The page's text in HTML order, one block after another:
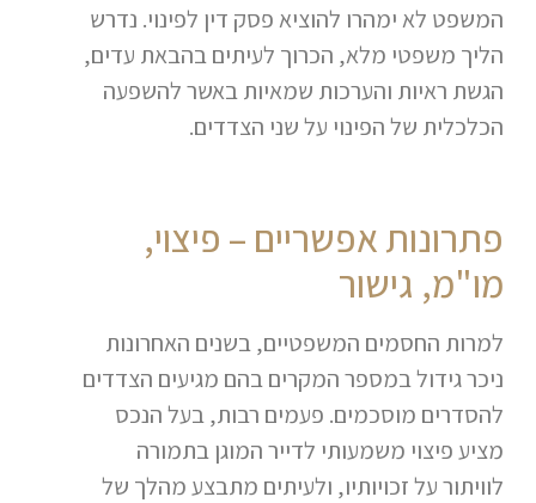
המשפט לא ימהרו להוציא פסק דין לפינוי. נדרש
הליך משפטי מלא, הכרוך לעיתים בהבאת עדים,
הגשת ראיות והערכות שמאיות באשר להשפעה
הכלכלית של הפינוי על שני הצדדים.
פתרונות אפשריים – פיצוי,
מו"מ, גישור
למרות החסמים המשפטיים, בשנים האחרונות
ניכר גידול במספר המקרים בהם מגיעים הצדדים
להסדרים מוסכמים. פעמים רבות, בעל הנכס
מציע פיצוי משמעותי לדייר המוגן בתמורה
לוויתור על זכויותיו, ולעיתים מתבצע מהלך של